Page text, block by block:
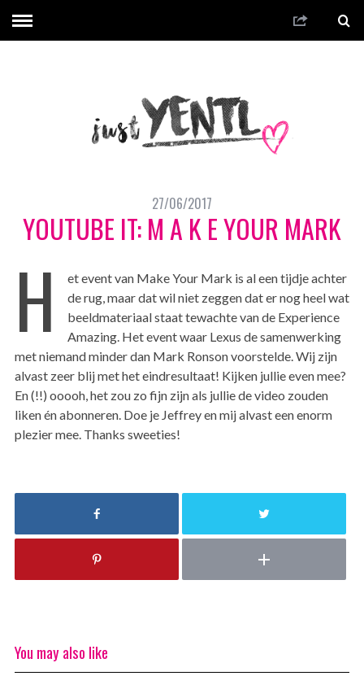
27/06/2017
YOUTUBE IT: M A K E YOUR MARK
H
et event van Make Your Mark is al een tijdje achter
de rug, maar dat wil niet zeggen dat er nog heel wat
beeldmateriaal staat tewachte van de Experience
Amazing. Het event waar Lexus de samenwerking
met niemand minder dan Mark Ronson voorstelde. Wij zijn
alvast zeer blij met het eindresultaat! Kijken jullie even mee?
En (!!) ooooh, het zou zo fijn zijn als jullie de video zouden
liken én abonneren. Doe je Jeffrey en mij alvast een enorm
plezier mee. Thanks sweeties!
You may also like